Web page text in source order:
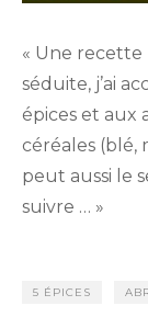
« Une recette
séduite, j’ai
épices et aux
céréales (blé,
peut aussi le
suivre … »
5 ÉPICES